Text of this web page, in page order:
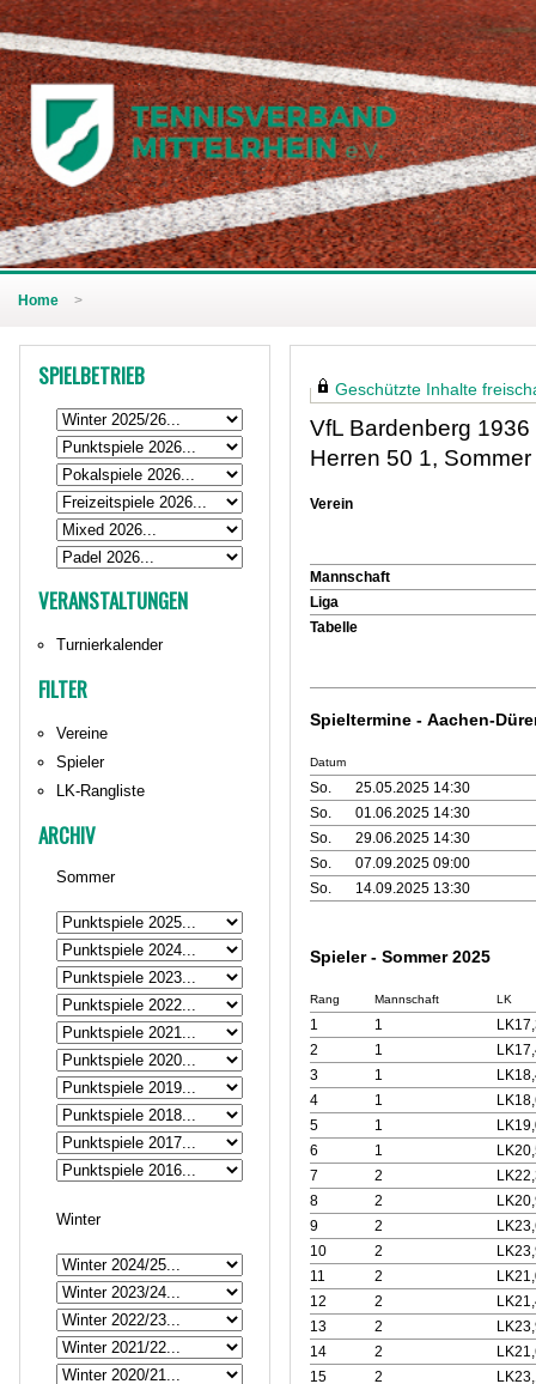
Home >
SPIELBETRIEB
VERANSTALTUNGEN
Turnierkalender
FILTER
Vereine
Spieler
LK-Rangliste
ARCHIV
Sommer
Winter
Geschützte Inhalte
VfL Bardenberg 1936
Herren 50 1,
Verein
Mannschaft
Liga
Tabelle
Spieltermine - Aachen-
Datum
So.
25.05.2025 14:30
So.
01.06.2025 14:30
So.
29.06.2025 14:30
So.
07.09.2025 09:00
So.
14.09.2025 13:30
Spieler - Sommer 2025
Rang Mannschaft LK
1 1
2
1
3
1
4
1
5
1
6
1
7
2
8
2
9
2
10
2
11
2
12
2
13
2
14
2
15
2